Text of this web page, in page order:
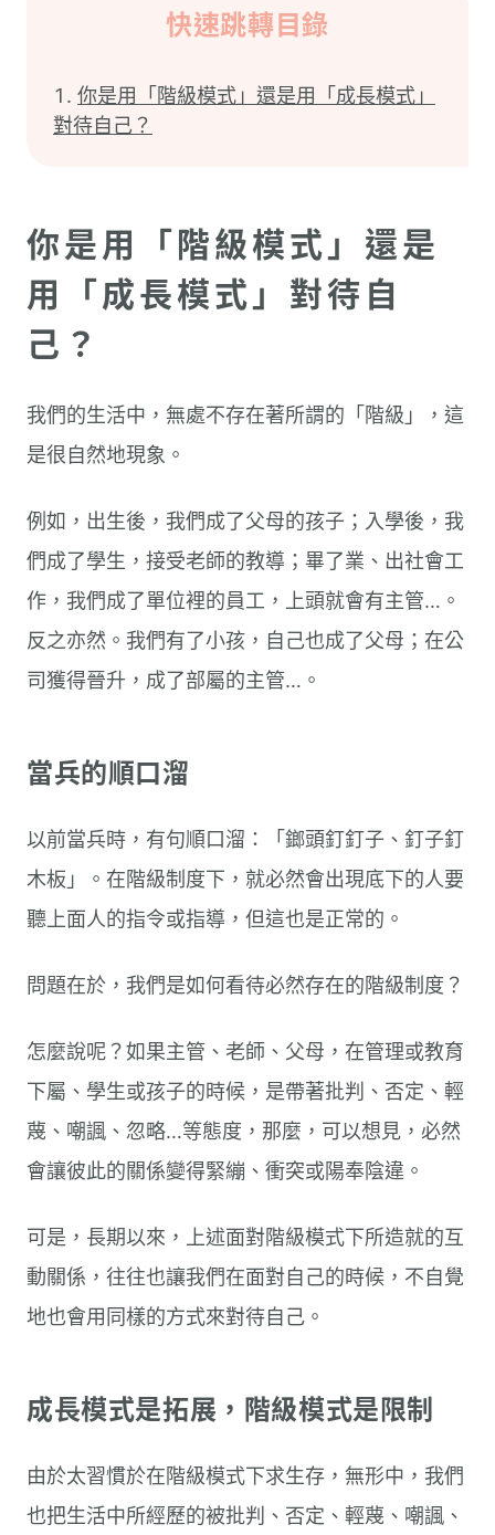
快速跳轉目錄
你是用「階級模式」還是用「成長模式」
對待自己？
你是用「階級模式」還是
用「成長模式」對待自
己？
我們的生活中，無處不存在著所謂的「階級」，這
是很自然地現象。
例如，出生後，我們成了父母的孩子；入學後，我
們成了學生，接受老師的教導；畢了業、出社會工
作，我們成了單位裡的員工，上頭就會有主管…。
反之亦然。我們有了小孩，自己也成了父母；在公
司獲得晉升，成了部屬的主管…。
當兵的順口溜
以前當兵時，有句順口溜：「鎯頭釘釘子、釘子釘
木板」。在階級制度下，就必然會出現底下的人要
聽上面人的指令或指導，但這也是正常的。
問題在於，我們是如何看待必然存在的階級制度？
怎麼說呢？如果主管、老師、父母，在管理或教育
下屬、學生或孩子的時候，是帶著批判、否定、輕
蔑、嘲諷、忽略…等態度，那麼，可以想見，必然
會讓彼此的關係變得緊繃、衝突或陽奉陰違。
可是，長期以來，上述面對階級模式下所造就的互
動關係，往往也讓我們在面對自己的時候，不自覺
地也會用同樣的方式來對待自己。
成長模式是拓展，階級模式是限制
由於太習慣於在階級模式下求生存，無形中，我們
也把生活中所經歷的被批判、否定、輕蔑、嘲諷、